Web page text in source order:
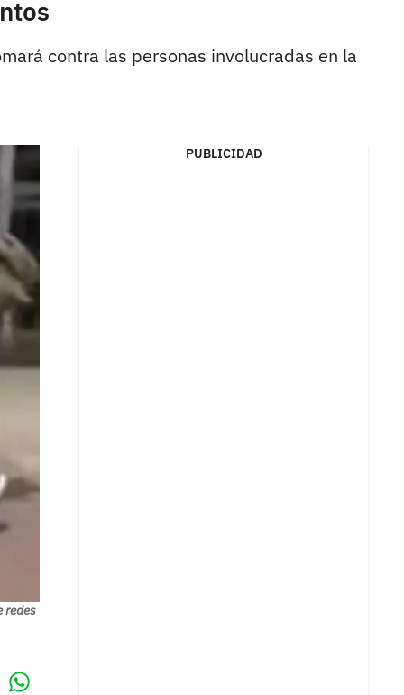
contra las personas involucradas en la
redes
PUBLICIDAD